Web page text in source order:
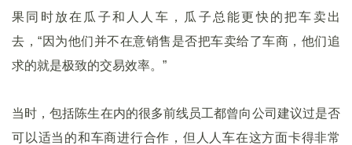
果同时放在瓜子和人人车，瓜子总能更快的把车卖出
去，“因为他们并不在意销售是否把车卖给了车商，他们追
求的就是极致的交易效率。”
当时，包括陈生在内的很多前线员工都曾向公司建议过是否
可以适当的和车商进行合作，但人人车在这方面卡得非常